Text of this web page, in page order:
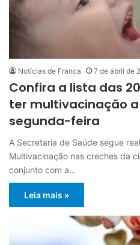
Notícias de Franca 7 de abril de
Confira a lista das
ter multivacinação
segunda-feira
A Secretaria de Saúde segue
Multivacinação nas creches da
conjunto com a…
Leia mais »